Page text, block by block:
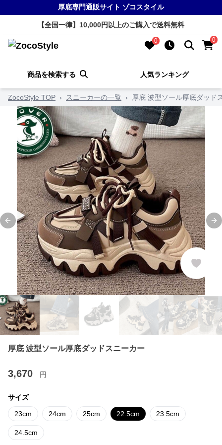
厚底専門通販サイト ゾコスタイル
【全国一律】10,000円以上のご購入で送料無料
0 0
商品を検索する 人気ランキング
ZocoStyle TOP › スニーカーの一覧 › 厚底 波型ソール厚底ダッド
Previous slide
厚底 波型ソール厚底ダッドスニーカー
3,670 円
サイズ
23cm 24cm 25cm 22.5cm 23.5cm
24.5cm